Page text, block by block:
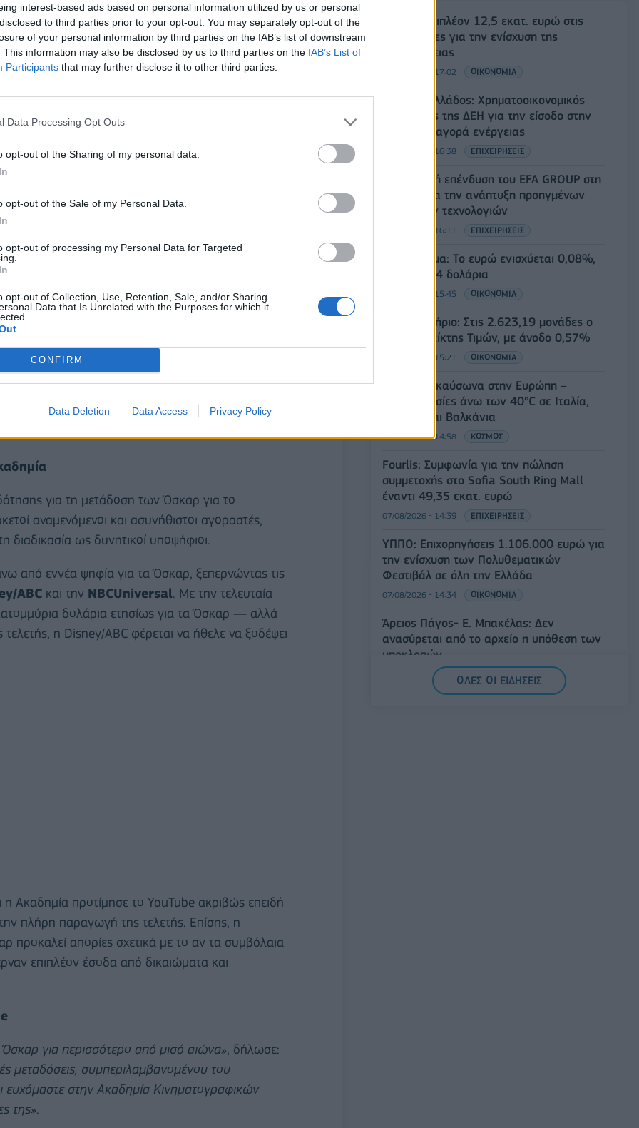
interest-based ads based on personal information utilized by us or personal
to third parties prior to your opt-out. You may separately opt-out of the
of your personal information by third parties on the IAB’s list of downstream
This information may also be disclosed by us to third parties on the IAB’s List of
Participants that may further disclose it to other third parties.
Data Processing Opt Outs
opt-out of the Sharing of my personal data.
opt-out of the Sale of my Personal Data.
opt-out of processing my Personal Data for Targeted
opt-out of Collection, Use, Retention, Sale, and/or Sharing
Data that Is Unrelated with the Purposes for which it
CONFIRM
Data Deletion Data Access Privacy Policy
τελευταία που θα προβληθεί από το ABC.
επίσης το red carpet pre-show, αποκλειστικό
την ανακοίνωση των υποψηφιοτήτων, τα
και άλλες επίσημες εκδηλώσεις και
τα μεγάλα τηλεοπτικά βραβεία καταγράφουν
Όσκαρ παραμένουν το πιο δημοφιλές award
το 2020, τα τελευταία χρόνια
καταγράφονται και για τα Γκράμι, τις Χρυσές
για τη μετάδοση των Όσκαρ για το
αναμενόμενοι και ασυνήθιστοι αγοραστές,
ως δυνητικοί υποψήφιοι.
από εννέα ψηφία για τα Όσκαρ, ξεπερνώντας τις
ABC και την NBCUniversal. Με την τελευταία
δολάρια ετησίως για τα Όσκαρ — αλλά
η Disney/ABC φέρεται να ήθελε να ξοδέψει
η Ακαδημία προτίμησε το YouTube ακριβώς επειδή
πλήρη παραγωγή της τελετής. Επίσης, η
προκαλεί απορίες σχετικά με το αν τα συμβόλαια
επιπλέον έσοδα από δικαιώματα και
για περισσότερο από μισό αιώνα» , δήλωσε:
μεταδόσεις, συμπεριλαμβανομένου του
ευχόμαστε στην Ακαδημία Κινηματογραφικών
της».
ΥΠΑΑΤ: Επιπλέον 12,5 εκατ. ευρώ στις
Περιφέρειες για την ενίσχυση της
βιοασφάλειας
07/08/2026 - 17:02 ΟΙΚΟΝΟΜΙΑ
Deloitte Ελλάδος: Χρηματοοικονομικός
σύμβουλος της ΔΕΗ για την είσοδο στην
πολωνική αγορά ενέργειας
07/08/2026 - 16:38 ΕΠΙΧΕΙΡΗΣΕΙΣ
Στρατηγική επένδυση του EFA GROUP στη
Fractal για την ανάπτυξη προηγμένων
αμυντικών τεχνολογιών
07/08/2026 - 16:11 ΕΠΙΧΕΙΡΗΣΕΙΣ
Συνάλλαγμα: Το ευρώ ενισχύεται 0,08%,
στα 1,1534 δολάρια
07/08/2026 - 15:45 ΟΙΚΟΝΟΜΙΑ
Χρηματιστήριο: Στις 2.623,19 μονάδες ο
Γενικός Δείκτης Τιμών, με άνοδο 0,57%
07/08/2026 - 15:21 ΟΙΚΟΝΟΜΙΑ
Νέο κύμα καύσωνα στην Ευρώπη –
Θερμοκρασίες άνω των 40°C σε Ιταλία,
Ισπανία και Βαλκάνια
07/08/2026 - 14:58 ΚΟΣΜΟΣ
Fourlis: Συμφωνία για την πώληση
συμμετοχής στο Sofia South Ring Mall
έναντι 49,35 εκατ. ευρώ
07/08/2026 - 14:39 ΕΠΙΧΕΙΡΗΣΕΙΣ
ΥΠΠΟ: Επιχορηγήσεις 1.106.000 ευρώ για
την ενίσχυση των Πολυθεματικών
Φεστιβάλ σε όλη την Ελλάδα
07/08/2026 - 14:34 ΟΙΚΟΝΟΜΙΑ
Άρειος Πάγος- Ε. Μπακέλας: Δεν
ανασύρεται από το αρχείο η υπόθεση των
υποκλοπών
07/08/2026 - 14:11 ΕΛΛΑΔΑ
ΟΛΕΣ ΟΙ ΕΙΔΗΣΕΙΣ